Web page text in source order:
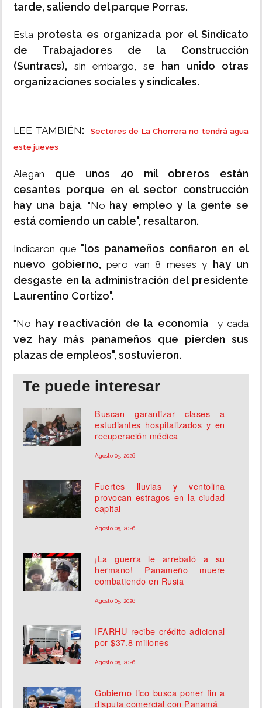
tarde, saliendo del parque Porras.
Esta protesta es organizada por el Sindicato
de Trabajadores de la Construcción
(Suntracs), sin embargo, se han unido otras
organizaciones sociales y sindicales.
LEE TAMBIÉN:Sectores de La Chorrera no tendrá agua
este jueves
Alegan que unos 40 mil obreros están
cesantes porque en el sector construcción
hay una baja. "No hay empleo y la gente se
está comiendo un cable", resaltaron.
Indicaron que "los panameños confiaron en el
nuevo gobierno, pero van 8 meses y
hay un
desgaste en la administración del presidente
Laurentino Cortizo".
"No hay reactivación de la economía y cada
vez hay más panameños que pierden sus
plazas de empleos", sostuvieron.
Te puede interesar
Buscan garantizar clases a
estudiantes hospitalizados y en
recuperación médica
Agosto 05, 2026
Fuertes lluvias y ventolina
provocan estragos en la ciudad
capital
Agosto 05, 2026
¡La guerra le arrebató a su
hermano! Panameño muere
combatiendo en Rusia
Agosto 05, 2026
IFARHU recibe crédito adicional
por $37.8 millones
Agosto 05, 2026
Gobierno tico busca poner fin a
disputa comercial con Panamá